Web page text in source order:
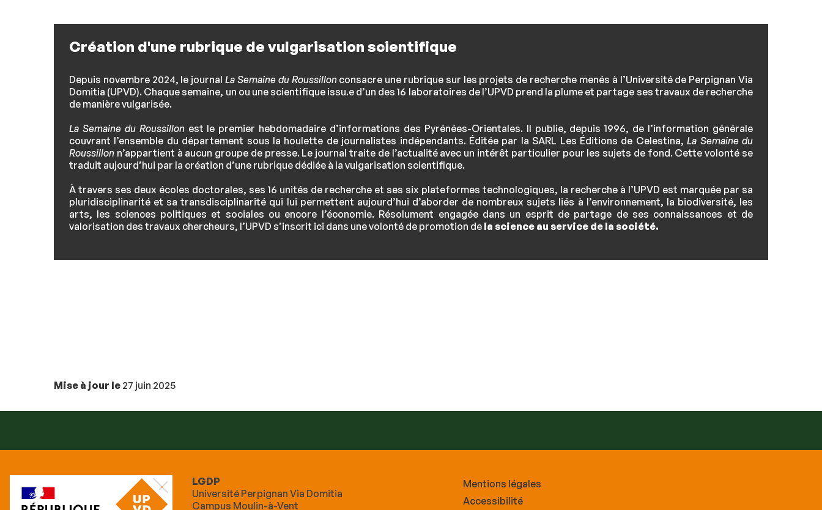
Création d'une rubrique de vulgarisation scientifique
Depuis novembre 2024, le journalLa Semaine du Roussillonconsacre une rubrique sur les projets de recherche menés à l’Université de Perpignan Via
Domitia (UPVD). Chaque semaine, un ou une scientifique issu.e d’un des 16 laboratoires de l’UPVD prend la plume et partage ses travaux de recherche
de manière vulgarisée.
La Semaine du Roussillonest le premier hebdomadaire d’informations des Pyrénées-Orientales. Il publie, depuis 1996, de l’information générale
couvrant l’ensemble du département sous la houlette de journalistes indépendants. Éditée par la SARL Les Éditions de Celestina, La Semaine du
Roussillon n’appartient à aucun groupe de presse. Le journal traite de l’actualité avec un intérêt particulier pour les sujets de fond. Cette volonté se
traduit aujourd’hui par la création d’une rubrique dédiée à la vulgarisation scientifique.
À travers ses deux écoles doctorales, ses 16 unités de recherche et ses six plateformes technologiques, la recherche à l’UPVD est marquée par sa
pluridisciplinarité et sa transdisciplinarité qui lui permettent aujourd’hui d’aborder de nombreux sujets liés à l’environnement, la biodiversité, les
arts, les sciences politiques et sociales ou encore l’économie. Résolument engagée dans un esprit de partage de ses connaissances et de
valorisation des travaux chercheurs, l’UPVD s’inscrit ici dans une volonté de promotion de la science au service de la société.
Mise à jour le 27 juin 2025
LGDP
Université Perpignan Via Domitia
Campus Moulin-à-Vent
Mentions légales
Accessibilité